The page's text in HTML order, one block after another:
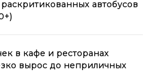
автобусов
в кафе и ресторанах
вырос до неприличных